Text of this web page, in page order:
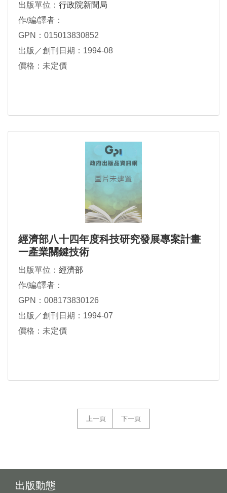
出版單位： 行政院新聞局
作/編/譯者：
GPN：015013830852
出版／創刊日期：1994-08
價格：未定價
經濟部八十四年度科技研究發展專案計畫
一產業關鍵技術
出版單位： 經濟部
作/編/譯者：
GPN：008173830126
出版／創刊日期：1994-07
價格：未定價
上一頁 下一頁
出版動態